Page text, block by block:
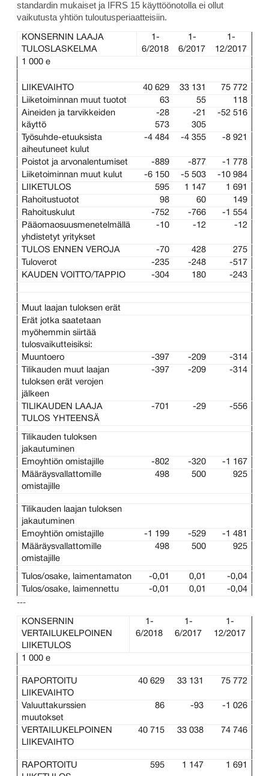
standardin mukaiset ja IFRS 15 käyttöönotolla ei ollut
vaikutusta yhtiön tuloutusperiaatteisiin.
KONSERNIN LAAJA
TULOSLASKELMA
1-
6/2018
1-
6/2017
1-
12/2017
1 000 e
LIIKEVAIHTO 40 629 33 131
75 772
Liiketoiminnan muut tuotot
63 55
118
Aineiden ja tarvikkeiden
käyttö
-28
573
-21
305
-52 516
Työsuhde-etuuksista
aiheutuneet kulut
-4 484 -4 355 -8 921
Poistot ja arvonalentumiset -889 -877
-1 778
Liiketoiminnan muut kulut
-6 150 -5 503
-10 984
LIIKETULOS
595 1 147
1 691
Rahoitustuotot
98 60
149
Rahoituskulut
-752 -766
-1 554
Pääomaosuusmenetelmällä
yhdistetyt yritykset
-10 -12 -12
TULOS ENNEN VEROJA -70 428
275
Tuloverot
-235 -248
-517
KAUDEN VOITTO/TAPPIO
-304 180 -243
Muut laajan tuloksen erät
Erät jotka saatetaan
myöhemmin siirtää
tulosvaikutteisiksi:
Muuntoero
-397 -209
-314
Tilikauden muut laajan
tuloksen erät verojen
jälkeen
-397 -209 -314
TILIKAUDEN LAAJA
TULOS YHTEENSÄ
-701 -29 -556
Tilikauden tuloksen
jakautuminen
Emoyhtiön omistajille
-802 -320
-1 167
Määräysvallattomille
omistajille
498 500 925
Tilikauden laajan tuloksen
jakautuminen
Emoyhtiön omistajille
-1 199 -529
-1 481
Määräysvallattomille
omistajille
498 500 925
Tulos/osake, laimentamaton -0,01 0,01
-0,04
Tulos/osake, laimennettu
-0,01 0,01 -0,04
---
KONSERNIN
VERTAILUKELPOINEN
LIIKETULOS
1-
6/2018
1-
6/2017
1-
12/2017
1 000 e
RAPORTOITU
LIIKEVAIHTO
40 629 33 131 75 772
Valuuttakurssien
muutokset
86 -93 -1 026
VERTAILUKELPOINEN
LIIKEVAIHTO
40 715 33 038 74 746
RAPORTOITU
595 1 147 1 691